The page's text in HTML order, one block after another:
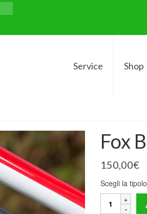
Service Shop
Fox
150,00€
Scegli la
Brain